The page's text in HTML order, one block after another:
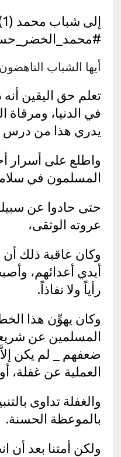
أيها الشباب
تعلم حق اليقين أنه
في الدنيا، ومرقاة
يدري هذا من درس
واطلع على أسرار
المسلمون في
حتى حادوا عن
عروته الوثقى،
وكان عاقبة ذلك
أيدي أعدائهم،
رأياً ولا نفاذاً.
وكان يهوِّن هذا
المسلمين عن
ضعفهم _ لم يكن
العملية عن غفلة،
والغفلة تداوى
بالموعظة الحسنة.
ولكن أمتنا بعد أن